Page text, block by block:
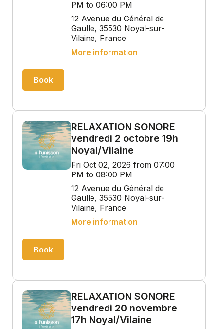
PM to 06:00 PM
12 Avenue du Général de
Gaulle, 35530 Noyal-sur-
Vilaine, France
More information
Book
RELAXATION SONORE
vendredi 2 octobre 19h
Noyal/Vilaine
Fri Oct 02, 2026 from 07:00
PM to 08:00 PM
12 Avenue du Général de
Gaulle, 35530 Noyal-sur-
Vilaine, France
More information
Book
RELAXATION SONORE
vendredi 20 novembre
17h Noyal/Vilaine